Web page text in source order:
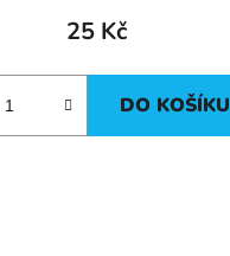
25 Kč
DO KOŠÍKU